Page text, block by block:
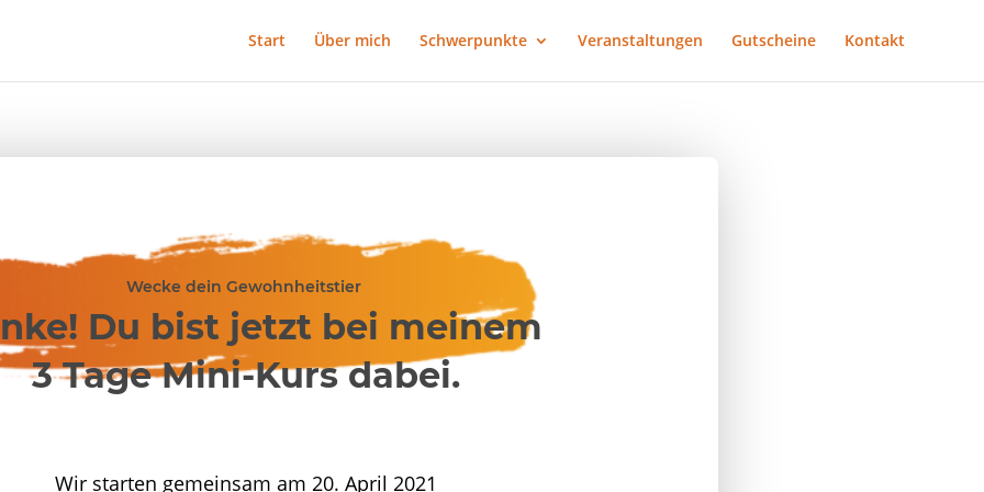
Start Über mich Schwerpunkte Veranstaltungen Gutscheine Kontakt
Wecke dein Gewohnheitstier
Du bist jetzt bei meinem
3 Tage Mini-Kurs dabei.
Wir starten gemeinsam am 20. April 2021